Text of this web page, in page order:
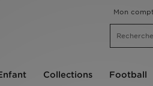
Mon
Collections Football